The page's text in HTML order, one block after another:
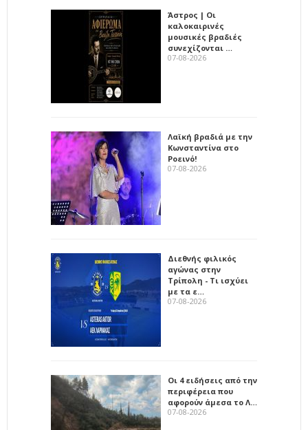
Άστρος | Οι
καλοκαιρινές
μουσικές βραδιές
συνεχίζονται …
07-08-2026
Λαϊκή βραδιά με την
Κωνσταντίνα στο
Ροεινό!
07-08-2026
Διεθνής φιλικός
αγώνας στην
Τρίπολη - Τι ισχύει
με τα ε…
07-08-2026
Οι 4 ειδήσεις από την
περιφέρεια που
αφορούν άμεσα το Λ…
07-08-2026